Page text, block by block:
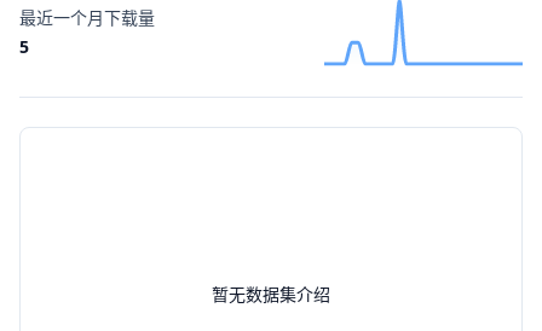
暂无数据集介绍
最近一个月下载量
5